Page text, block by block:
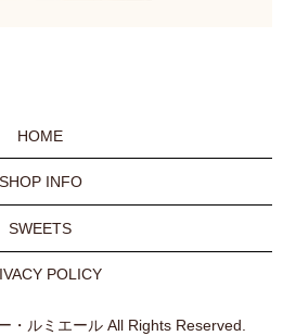
HOME
SHOP INFO
SWEETS
POLICY
・ルミエール All Rights Reserved.